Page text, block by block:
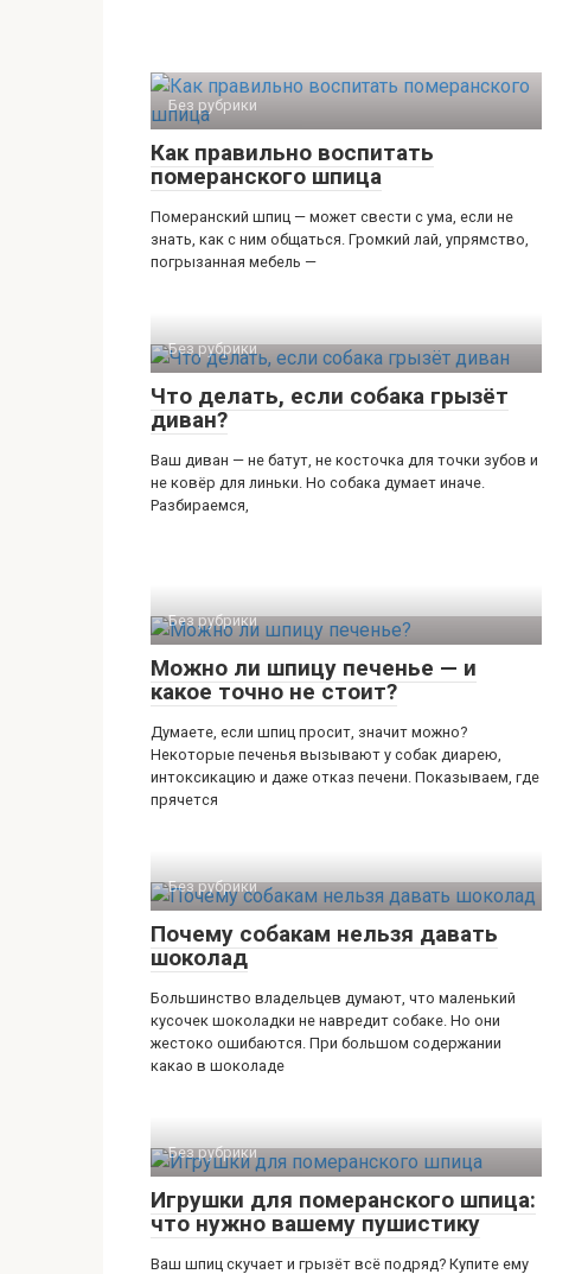
Без рубрики
Как правильно воспитать
померанского шпица
Померанский шпиц — может свести с ума, если не
знать, как с ним общаться. Громкий лай, упрямство,
погрызанная мебель —
Без рубрики
Что делать, если собака грызёт
диван?
Ваш диван — не батут, не косточка для точки зубов и
не ковёр для линьки. Но собака думает иначе.
Разбираемся,
Без рубрики
Можно ли шпицу печенье — и
какое точно не стоит?
Думаете, если шпиц просит, значит можно?
Некоторые печенья вызывают у собак диарею,
интоксикацию и даже отказ печени. Показываем, где
прячется
Без рубрики
Почему собакам нельзя давать
шоколад
Большинство владельцев думают, что маленький
кусочек шоколадки не навредит собаке. Но они
жестоко ошибаются. При большом содержании
какао в шоколаде
Без рубрики
Игрушки для померанского шпица:
что нужно вашему пушистику
Ваш шпиц скучает и грызёт всё подряд? Купите ему